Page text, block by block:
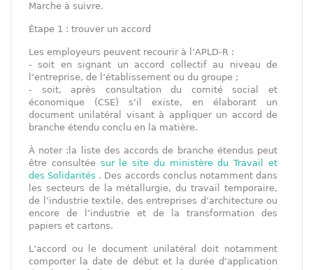
Marche à suivre.
Étape 1 : trouver un accord
Les employeurs peuvent recourir à l’APLD-R :
- soit en signant un accord collectif au niveau de
l’entreprise, de l’établissement ou du groupe ;
- soit, après consultation du comité social et
économique (CSE) s’il existe, en élaborant un
document unilatéral visant à appliquer un accord de
branche étendu conclu en la matière.
À noter :la liste des accords de branche étendus peut
être consultéesur le site du ministère du Travail et
des Solidarités . Des accords conclus notamment dans
les secteurs de la métallurgie, du travail temporaire,
de l’industrie textile, des entreprises d’architecture ou
encore de l’industrie et de la transformation des
papiers et cartons.
L’accord ou le document unilatéral doit notamment
comporter la date de début et la durée d’application